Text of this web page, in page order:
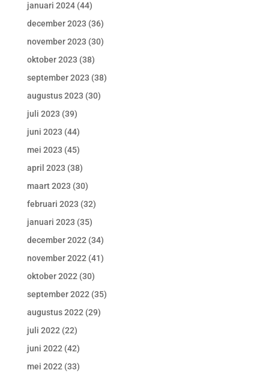
januari 2024(44)
december 2023 (36)
november 2023 (30)
oktober 2023 (38)
september 2023 (38)
augustus 2023 (30)
juli 2023 (39)
juni 2023 (44)
mei 2023 (45)
april 2023 (38)
maart 2023 (30)
februari 2023 (32)
januari 2023 (35)
december 2022 (34)
november 2022 (41)
oktober 2022 (30)
september 2022 (35)
augustus 2022 (29)
juli 2022 (22)
juni 2022 (42)
mei 2022 (33)